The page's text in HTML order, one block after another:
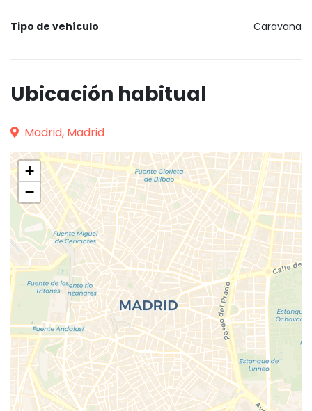
Tipo de vehículo Caravana
Ubicación habitual
Madrid, Madrid
+
−